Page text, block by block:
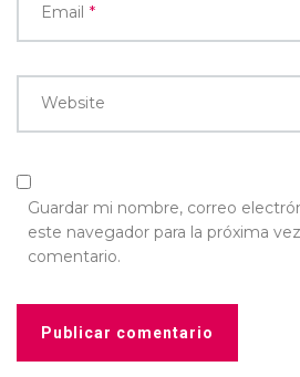
Email *
Website
Guardar mi nombre, correo
este navegador para la próxima
comentario.